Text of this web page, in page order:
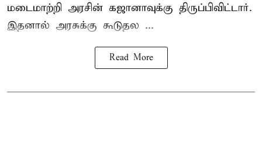
மடைமாற்றி அரசின் கஜானாவுக்கு திருப்பிவிட்டார்.
இதனால் அரசுக்கு கூடுதல ...
Read More